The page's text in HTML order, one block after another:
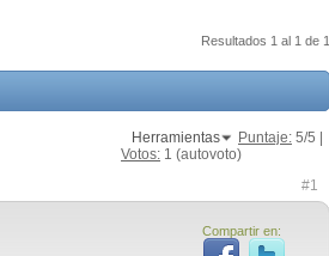
Resultados 1 al 1 de 1
Herramientas Puntaje: 5/5 |
Votos: 1 (autovoto)
#1
Compartir en: